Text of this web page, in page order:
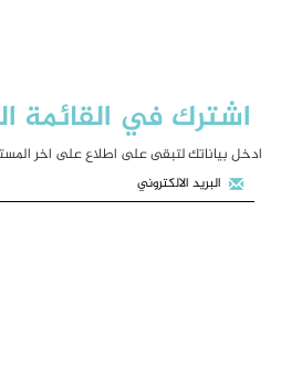
اشترك في القائمة
ادخل بياناتك لتبقى على اطلاع على اخر